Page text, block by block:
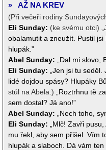
» AŽ NA KREV
(Při večeři rodiny
Eli Sunday: (ke svému otci)
obalamutit a zneužít. Pustil
hlupák.”
Abel Sunday:
„Dal mi slovo,
Eli Sunday:
„Jen jsi tu
lidé dojdou spásy? Hlupáky
stůl na Abela.)
„Roztrhnu tě
sem dostal? Já ano!”
Abel Sunday:
„Nech toho,
Eli Sunday:
„Mlč! Zavři
mu řekl, aby sem přišel. Vím
hlupák a slaboch. Dá vám